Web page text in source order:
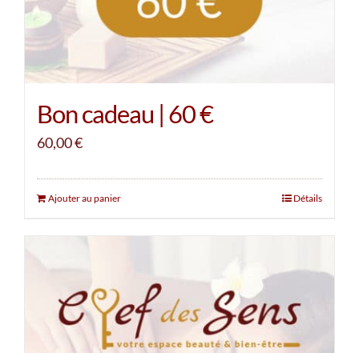
Bon cadeau | 60 €
60,00€
Ajouter au panier Détails